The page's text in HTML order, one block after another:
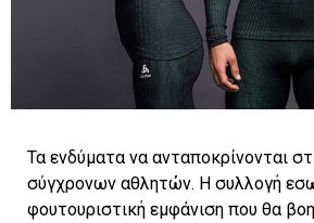
Τα ενδύματα να ανταποκρίνονται
σύγχρονων αθλητών. Η συλλογή
φουτουριστική εμφάνιση που θα